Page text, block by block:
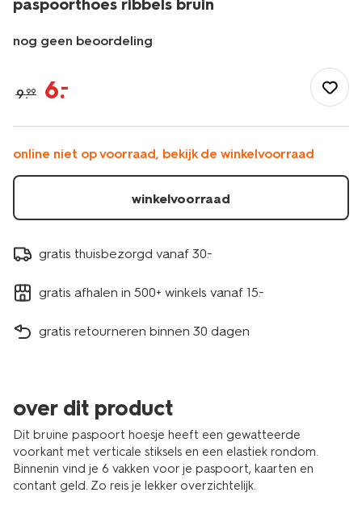
paspoorthoes ribbels bruin
nog geen beoordeling
portemonnees/paspoorthoes-
ribbels-
18160019.html
9.99 6.–
online niet op voorraad, bekijk de winkelvoorraad
winkelvoorraad
gratis thuisbezorgd vanaf 30.-
gratis afhalen in 500+ winkels vanaf 15.-
gratis retourneren binnen 30 dagen
over dit product
Dit bruine paspoort hoesje heeft een gewatteerde
voorkant met verticale stiksels en een elastiek rondom.
Binnenin vind je 6 vakken voor je paspoort, kaarten en
contant geld. Zo reis je lekker overzichtelijk.